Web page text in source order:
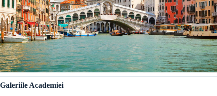
Galeriile Academiei